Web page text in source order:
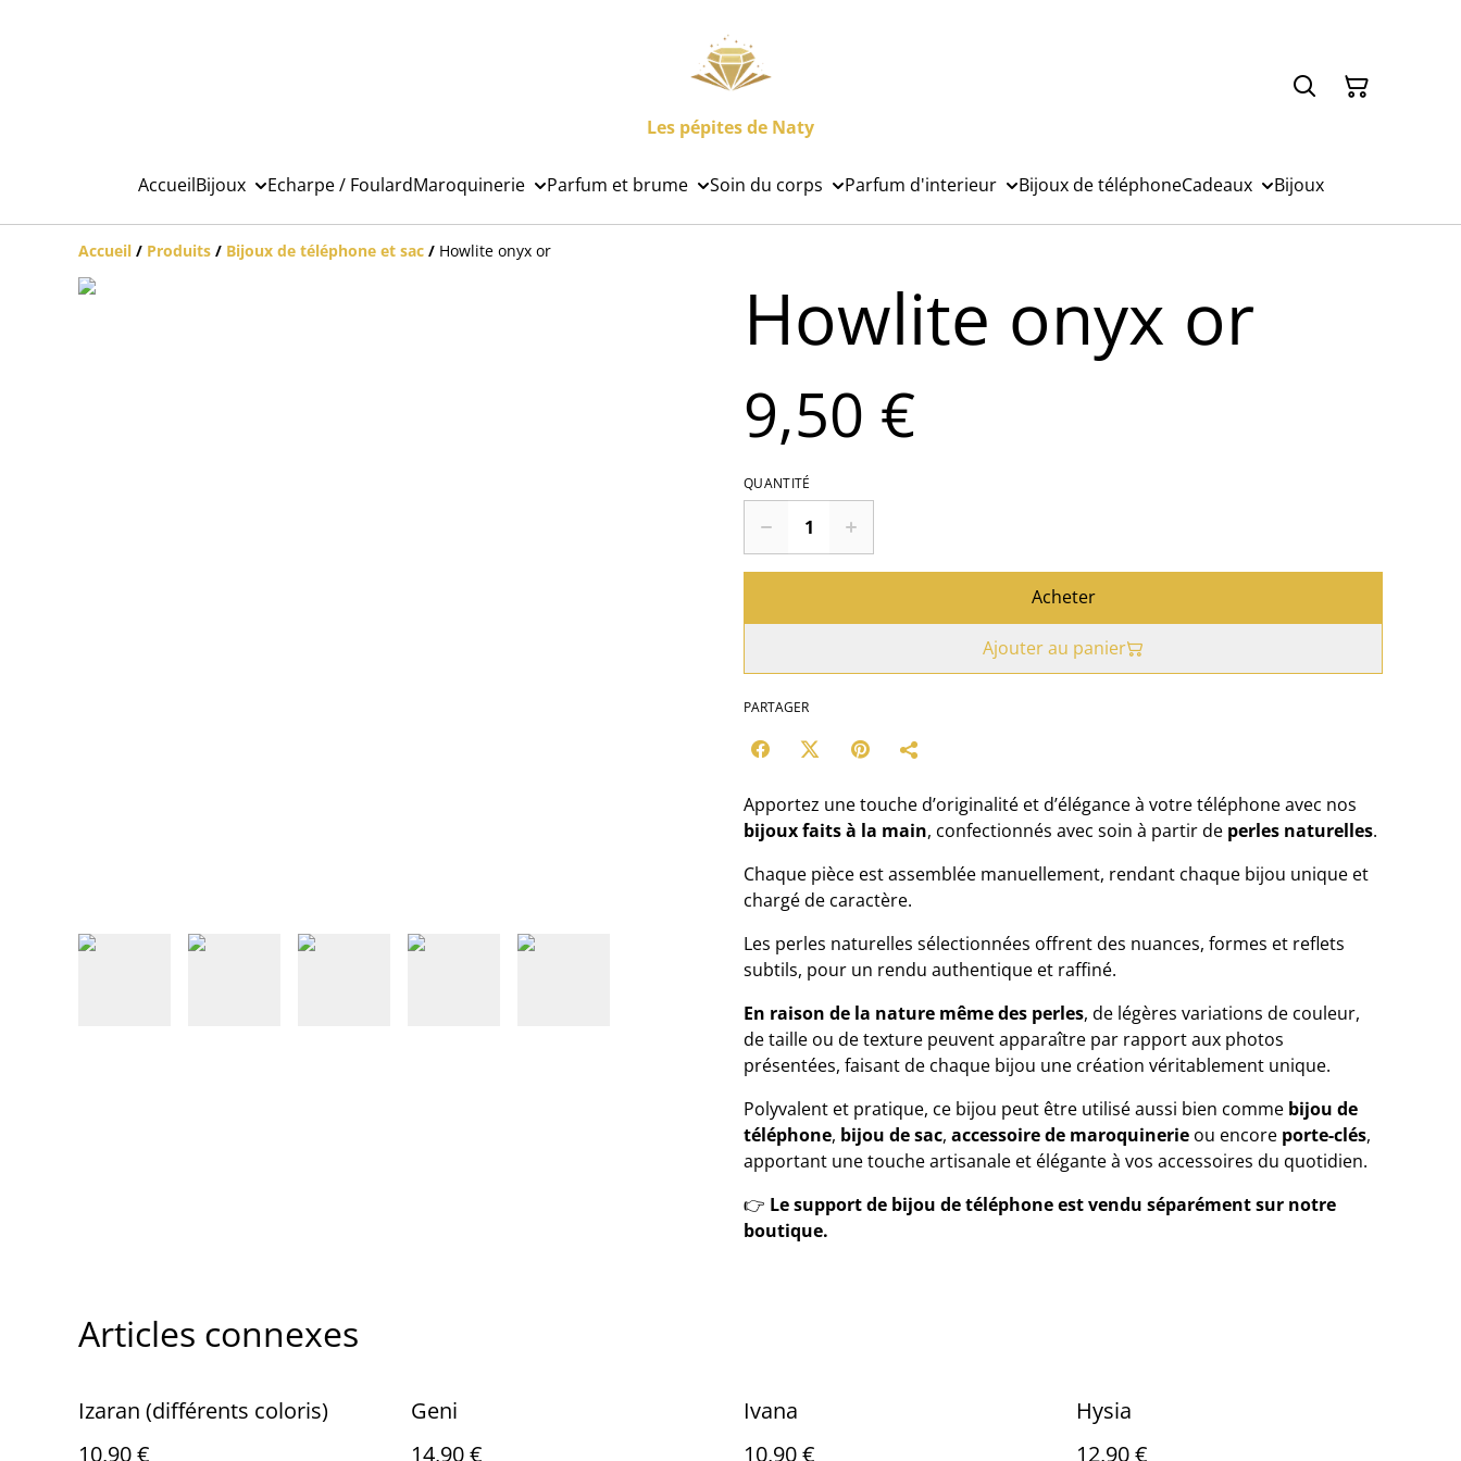
Les pépites de Naty
AccueilBijoux Echarpe / FoulardMaroquinerie Parfum et brume Soin du corps Parfum d'interieur Bijoux de téléphoneCadeaux Bijoux
Accueil / Produits / Bijoux de téléphone et sac / Howlite onyx or
Howlite onyx or
9,50 €
QUANTITÉ
Acheter
Ajouter au panier
PARTAGER
Apportez une touche d’originalité et d’élégance à votre téléphone avec nos
bijoux faits à la main, confectionnés avec soin à partir de perles naturelles.
Chaque pièce est assemblée manuellement, rendant chaque bijou unique et
chargé de caractère.
Les perles naturelles sélectionnées offrent des nuances, formes et reflets
subtils, pour un rendu authentique et raffiné.
En raison de la nature même des perles, de légères variations de couleur,
de taille ou de texture peuvent apparaître par rapport aux photos
présentées, faisant de chaque bijou une création véritablement unique.
Polyvalent et pratique, ce bijou peut être utilisé aussi bien comme bijou de
téléphone, bijou de sac, accessoire de maroquinerie ou encore porte-clés,
apportant une touche artisanale et élégante à vos accessoires du quotidien.
👉 Le support de bijou de téléphone est vendu séparément sur notre
boutique.
Articles connexes
Izaran (différents coloris)
10,90 €
Geni
14,90 €
Ivana
10,90 €
Hysia
12,90 €